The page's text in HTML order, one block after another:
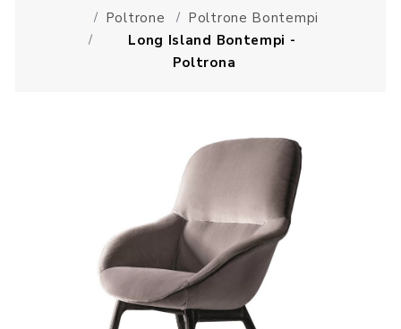
Poltrone
Poltrone Bontempi
Long Island Bontempi -
Poltrona